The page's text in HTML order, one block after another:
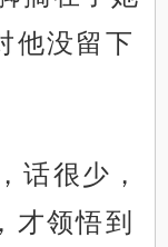
他没留下
话很少，
才领悟到